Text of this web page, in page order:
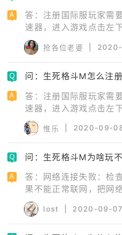
答：注册国际服玩家需
速器，进入游戏点击左
account，这个就是注册
料即可注册成功。
抢各位老婆
问：生死格斗M怎么注
答：注册国际服玩家需
速器，进入游戏点击左
account，这个就是注册
料即可注册成功。
惟乐 2020-09-
问：生死格斗M为啥玩
答：网络连接失败：检
果不能正常联网，把网
务器正在维护：等待服
装包错误：安装包错误
去官网下载最新版游戏
lost 2020-09-07